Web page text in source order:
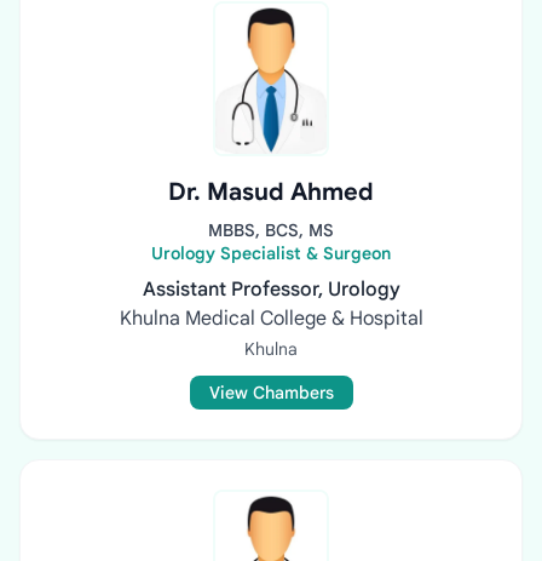
Dr. Masud Ahmed
MBBS, BCS, MS
Urology Specialist & Surgeon
Assistant Professor, Urology
Khulna Medical College & Hospital
Khulna
View Chambers